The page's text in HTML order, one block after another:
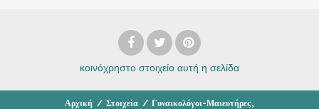
κοινόχρηστο στοιχείο αυτή η σελίδα
Αρχική / Στοιχεία / Γυναικολόγοι-Μαιευτήρες,